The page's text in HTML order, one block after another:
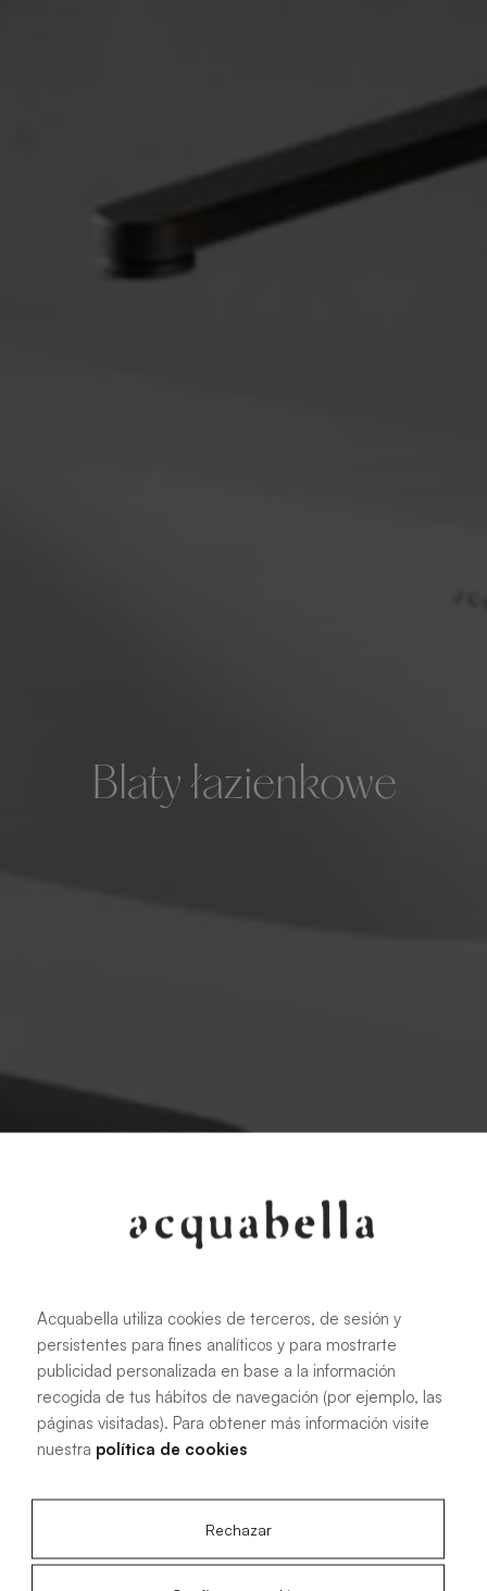
Blaty łazienkowe
Acquabella utiliza cookies de terceros, de sesión y
persistentes para fines analíticos y para mostrarte
publicidad personalizada en base a la información
recogida de tus hábitos de navegación (por ejemplo, las
páginas visitadas). Para obtener más información visite
nuestra política de cookies
Rechazar